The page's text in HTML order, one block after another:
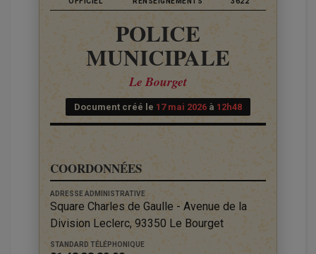
POLICE
MUNICIPALE
Le Bourget
Document créé le 17 mai 2026 à 12h48
COORDONNÉES
ADRESSE ADMINISTRATIVE
Square Charles de Gaulle - Avenue de la
Division Leclerc, 93350 Le Bourget
STANDARD TÉLÉPHONIQUE